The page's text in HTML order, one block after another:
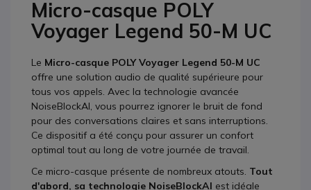
Micro-casque POLY
Voyager Legend 50-M UC
Le Micro-casque POLY Voyager Legend 50-M UC
offre une solution audio de qualité supérieure pour
tous vos appels. Avec la technologie avancée
NoiseBlockAI, vous pourrez ignorer le bruit de fond
pour des conversations claires et sans interruptions.
Ce dispositif a été conçu pour assurer un confort
optimal tout au long de votre journée de travail.
Ce micro-casque présente de nombreux atouts. Tout
d'abord, sa technologie NoiseBlockAI est idéale